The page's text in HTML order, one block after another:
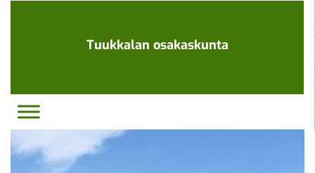
Tuukkalan osakaskunta